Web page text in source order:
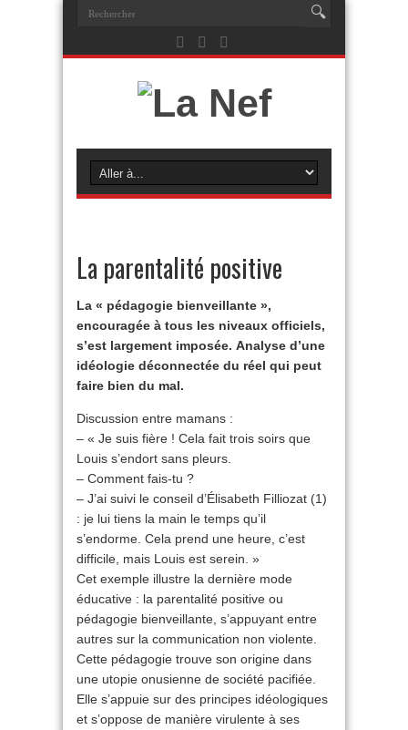
La parentalité positive
La « pédagogie bienveillante »,
encouragée à tous les niveaux officiels,
s’est largement imposée. Analyse d’une
idéologie déconnectée du réel qui peut
faire bien du mal.
Discussion entre mamans :
– « Je suis fière ! Cela fait trois soirs que
Louis s’endort sans pleurs.
– Comment fais-tu ?
– J’ai suivi le conseil d’Élisabeth Filliozat (1)
: je lui tiens la main le temps qu’il
s’endorme. Cela prend une heure, c’est
difficile, mais Louis est serein. »
Cet exemple illustre la dernière mode
éducative : la parentalité positive ou
pédagogie bienveillante, s’appuyant entre
autres sur la communication non violente.
Cette pédagogie trouve son origine dans
une utopie onusienne de société pacifiée.
Elle s’appuie sur des principes idéologiques
et s’oppose de manière virulente à ses